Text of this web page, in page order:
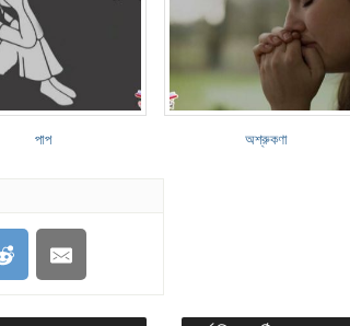
পাপ অশ্রুকণা